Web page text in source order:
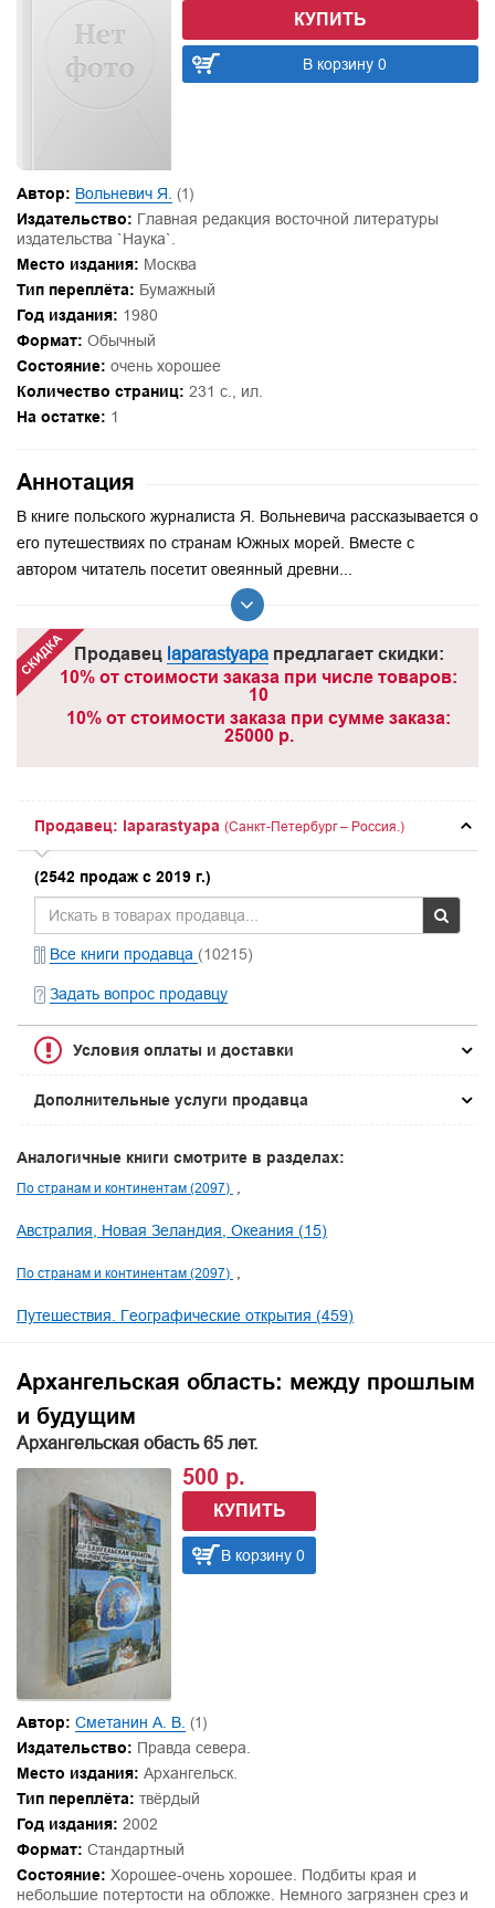
КУПИТЬ
В корзину 0
Автор: Вольневич Я. (1)
Издательство: Главная редакция восточной литературы
издательства `Наука`.
Место издания: Москва
Тип переплёта: Бумажный
Год издания: 1980
Формат: Обычный
Состояние: очень хорошее
Количество страниц: 231 с., ил.
На остатке: 1
Аннотация
В книге польского журналиста Я. Вольневича рассказывается о
его путешествиях по странам Южных морей. Вместе с
автором читатель посетит овеянный древни...
Продавец laparastyapaпредлагает скидки:
10% от стоимости заказа при числе товаров:
10
10% от стоимости заказа при сумме заказа:
25000 р.
Продавец: laparastyapa (Санкт-Петербург – Россия.)
(2542 продаж с 2019 г.)
Все книги продавца (10215)
Задать вопрос продавцу
Условия оплаты и доставки
Дополнительные услуги продавца
Аналогичные книги смотрите в разделах:
По странам и континентам (2097)
Австралия, Новая Зеландия, Океания (15)
По странам и континентам (2097)
Путешествия. Географические открытия (459)
Архангельская область: между прошлым
и будущим
Архангельская обасть 65 лет.
500 р.
КУПИТЬ
В корзину 0
Автор: Сметанин А. В. (1)
Издательство: Правда севера.
Место издания: Архангельск.
Тип переплёта: твёрдый
Год издания: 2002
Формат: Стандартный
Состояние: Хорошее-очень хорошее. Подбиты края и
небольшие потертости на обложке. Немного загрязнен срез и